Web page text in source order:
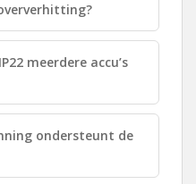
meerdere accu’s
ondersteunt de